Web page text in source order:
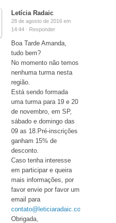
Letícia Radaic
28 de agosto de 2016 em
14:44 · Responder
Boa Tarde Amanda,
tudo bem?
No momento não temos
nenhuma turma nesta
região.
Está sendo formada
uma turma para 19 e 20
de novembro, em SP,
sábado e domingo das
09 as 18.Pré-inscrições
ganham 15% de
desconto.
Caso tenha interesse
em participar e queira
mais informações, por
favor envie por favor um
email para
contato@leticiaradaic.com.br
Obrigada,